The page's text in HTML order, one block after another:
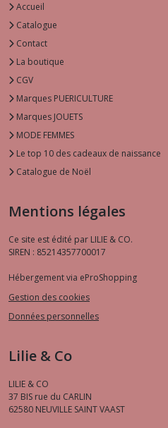
Accueil
Catalogue
Contact
La boutique
CGV
Marques PUERICULTURE
Marques JOUETS
MODE FEMMES
Le top 10 des cadeaux de naissance
Catalogue de Noël
Mentions légales
Ce site est édité par LILIE & CO.
SIREN : 85214357700017
Hébergement via eProShopping
Gestion des cookies
Données personnelles
Lilie & Co
LILIE & CO
37 BIS rue du CARLIN
62580 NEUVILLE SAINT VAAST